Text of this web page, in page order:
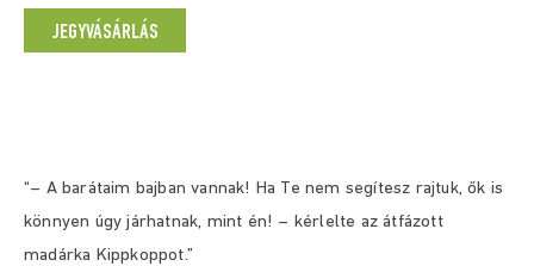
JEGYVÁSÁRLÁS
“– A barátaim bajban vannak! Ha Te nem segítesz rajtuk, ők is
könnyen úgy járhatnak, mint én! – kérlelte az átfázott
madárka Kippkoppot.”